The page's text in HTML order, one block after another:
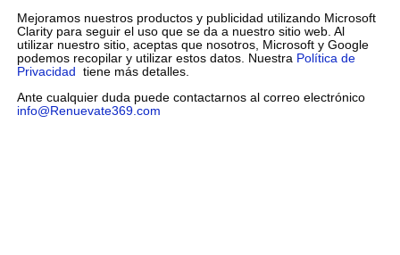
Mejoramos nuestros productos y publicidad utilizando Microsoft
Clarity para seguir el uso que se da a nuestro sitio web. Al
utilizar nuestro sitio, aceptas que nosotros, Microsoft y Google
podemos recopilar y utilizar estos datos. Nuestra Política de
Privacidad tiene más detalles.
Ante cualquier duda puede contactarnos al correo electrónico
info@Renuevate369.com